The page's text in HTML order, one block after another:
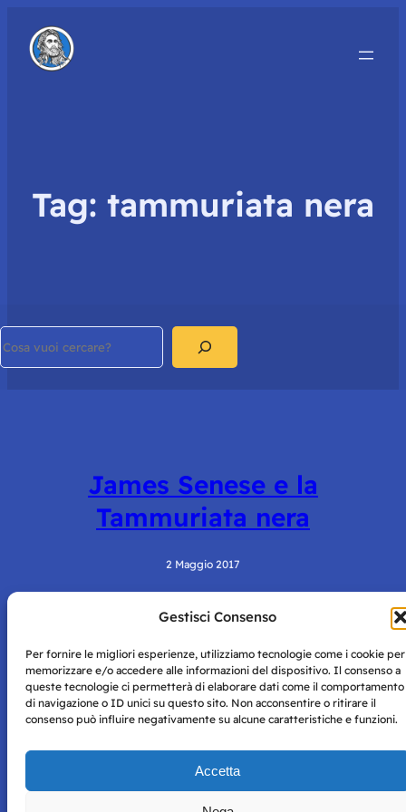
Gestisci Consenso
Per fornire le migliori esperienze, utilizziamo tecnologie come i cookie per
memorizzare e/o accedere alle informazioni del dispositivo. Il consenso a
queste tecnologie ci permetterà di elaborare dati come il comportamento
di navigazione o ID unici su questo sito. Non acconsentire o ritirare il
consenso può influire negativamente su alcune caratteristiche e funzioni.
Accetta
Tag: tammuriata nera
James Senese e la
Tammuriata nera
2 Maggio 2017
Napoli con autorizzazione numero 38 del 25/9/2019.
Tutte le immagini e i contenuti su questo sito sono forniti